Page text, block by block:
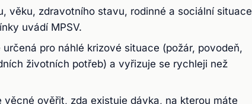
věku, zdravotního stavu, rodinné a sociální situace
uvádí MPSV.
pro náhlé krizové situace (požár, povodeň,
životních potřeb) a vyřizuje se rychleji než
věcné ověřit, zda existuje dávka, na kterou máte